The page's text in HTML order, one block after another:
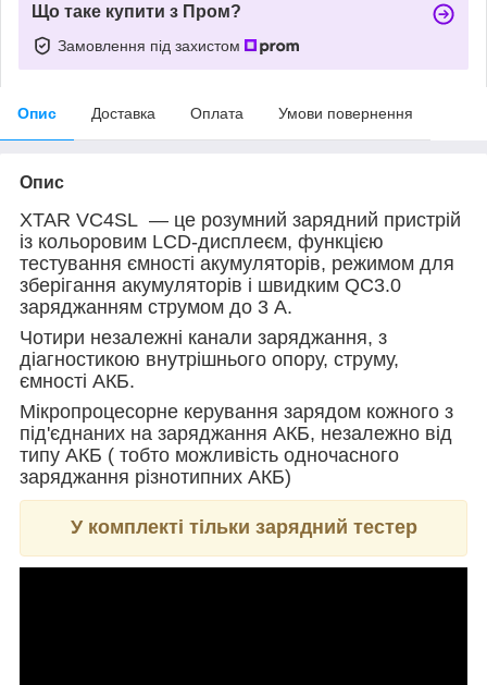
Що таке купити з Пром?
Замовлення під захистом
Опис Доставка Оплата Умови повернення
Опис
XTAR VC4SL — це розумний зарядний пристрій
із кольоровим LCD-дисплеєм, функцією
тестування ємності акумуляторів, режимом для
зберігання акумуляторів і швидким QC3.0
заряджанням струмом до 3 А.
Чотири незалежні канали заряджання, з
діагностикою внутрішнього опору, струму,
ємності АКБ.
Мікропроцесорне керування зарядом кожного з
під'єднаних на заряджання АКБ, незалежно від
типу АКБ ( тобто можливість одночасного
заряджання різнотипних АКБ)
У комплекті тільки зарядний тестер